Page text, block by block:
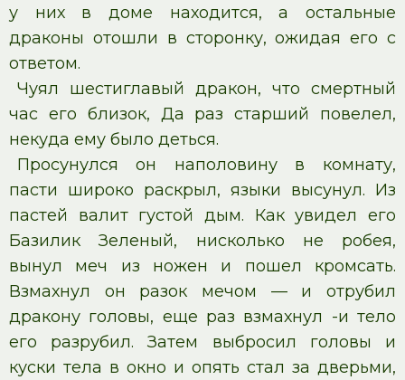
у них в доме находится, а остальные
драконы отошли в сторонку, ожидая его с
ответом.
Чуял шестиглавый дракон, что смертный
час его близок, Да раз старший повелел,
некуда ему было деться.
Просунулся он наполовину в комнату,
пасти широко раскрыл, языки высунул. Из
пастей валит густой дым. Как увидел его
Базилик Зеленый, нисколько не робея,
вынул меч из ножен и пошел кромсать.
Взмахнул он разок мечом — и отрубил
дракону головы, еще раз взмахнул -и тело
его разрубил. Затем выбросил головы и
куски тела в окно и опять стал за дверьми,